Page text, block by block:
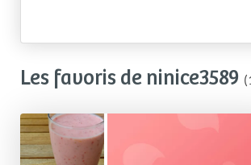
Les favoris de ninice3589